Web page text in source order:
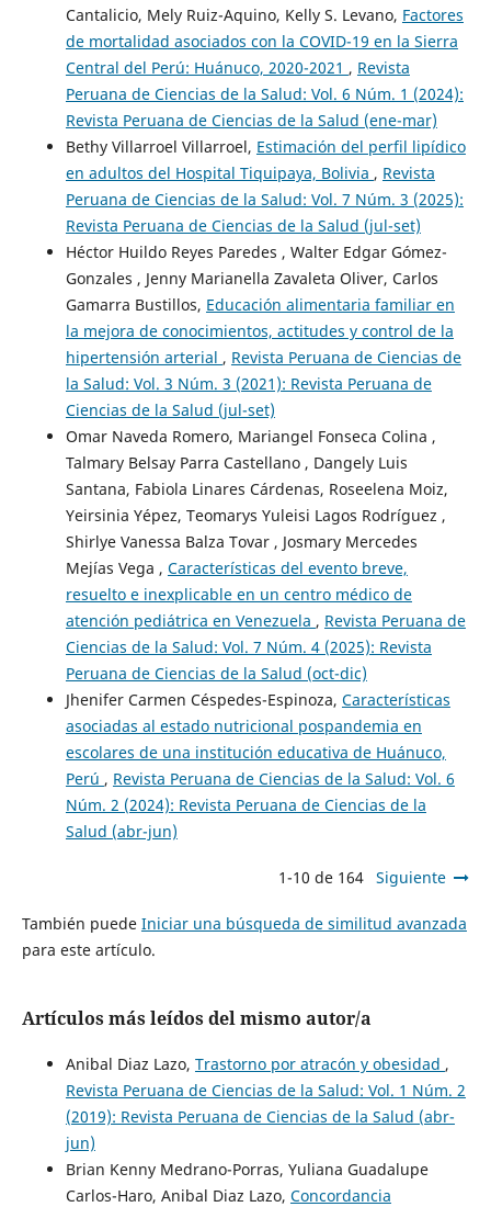
Cantalicio, Mely Ruiz-Aquino, Kelly S. Levano, Factores
de mortalidad asociados con la COVID-19 en la Sierra
Central del Perú: Huánuco, 2020-2021 , Revista
Peruana de Ciencias de la Salud: Vol. 6 Núm. 1 (2024):
Revista Peruana de Ciencias de la Salud (ene-mar)
Bethy Villarroel Villarroel, Estimación del perfil lipídico
en adultos del Hospital Tiquipaya, Bolivia , Revista
Peruana de Ciencias de la Salud: Vol. 7 Núm. 3 (2025):
Revista Peruana de Ciencias de la Salud (jul-set)
Héctor Huildo Reyes Paredes , Walter Edgar Gómez-
Gonzales , Jenny Marianella Zavaleta Oliver, Carlos
Gamarra Bustillos, Educación alimentaria familiar en
la mejora de conocimientos, actitudes y control de la
hipertensión arterial , Revista Peruana de Ciencias de
la Salud: Vol. 3 Núm. 3 (2021): Revista Peruana de
Ciencias de la Salud (jul-set)
Omar Naveda Romero, Mariangel Fonseca Colina ,
Talmary Belsay Parra Castellano , Dangely Luis
Santana, Fabiola Linares Cárdenas, Roseelena Moiz,
Yeirsinia Yépez, Teomarys Yuleisi Lagos Rodríguez ,
Shirlye Vanessa Balza Tovar , Josmary Mercedes
Mejías Vega , Características del evento breve,
resuelto e inexplicable en un centro médico de
atención pediátrica en Venezuela , Revista Peruana de
Ciencias de la Salud: Vol. 7 Núm. 4 (2025): Revista
Peruana de Ciencias de la Salud (oct-dic)
Jhenifer Carmen Céspedes-Espinoza, Características
asociadas al estado nutricional pospandemia en
escolares de una institución educativa de Huánuco,
Perú , Revista Peruana de Ciencias de la Salud: Vol. 6
Núm. 2 (2024): Revista Peruana de Ciencias de la
Salud (abr-jun)
1-10 de 164 Siguiente
También puede Iniciar una búsqueda de similitud avanzada
para este artículo.
Artículos más leídos del mismo autor/a
Anibal Diaz Lazo, Trastorno por atracón y obesidad ,
Revista Peruana de Ciencias de la Salud: Vol. 1 Núm. 2
(2019): Revista Peruana de Ciencias de la Salud (abr-
jun)
Brian Kenny Medrano-Porras, Yuliana Guadalupe
Carlos-Haro, Anibal Diaz Lazo, Concordancia